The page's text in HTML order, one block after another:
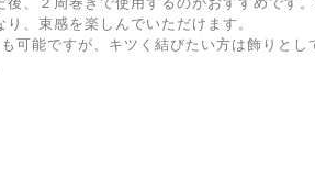
、束感を楽しんでいただけます。
可能ですが、キツく結びたい方は飾りとし